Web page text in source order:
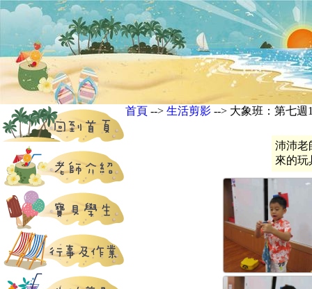
首頁 --> 生活剪影 --> 大象班：第七週
沛沛老
來的玩